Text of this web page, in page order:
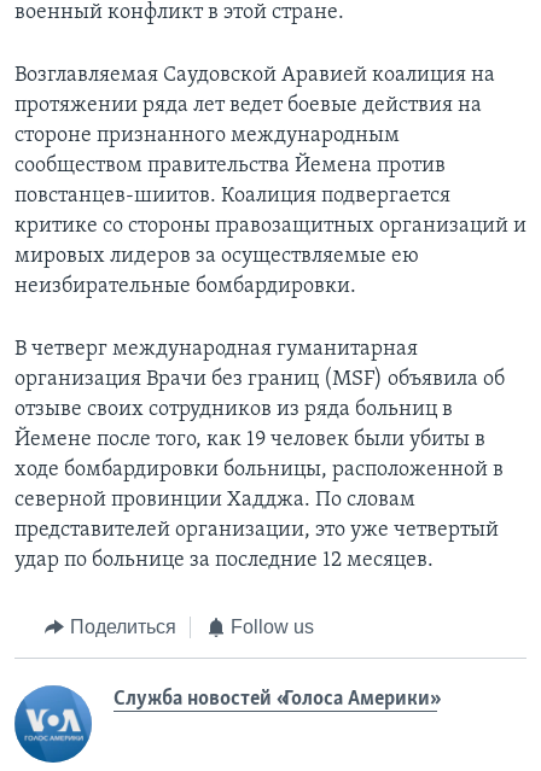
военный конфликт в этой стране.
Возглавляемая Саудовской Аравией коалиция на
протяжении ряда лет ведет боевые действия на
стороне признанного международным
сообществом правительства Йемена против
повстанцев-шиитов. Коалиция подвергается
критике со стороны правозащитных организаций и
мировых лидеров за осуществляемые ею
неизбирательные бомбардировки.
В четверг международная гуманитарная
организация Врачи без границ (MSF) объявила об
отзыве своих сотрудников из ряда больниц в
Йемене после того, как 19 человек были убиты в
ходе бомбардировки больницы, расположенной в
северной провинции Хадджa. По словам
представителей организации, это уже четвертый
удар по больнице за последние 12 месяцев.
Поделиться Follow us
Служба новостей «Голоса Америки»